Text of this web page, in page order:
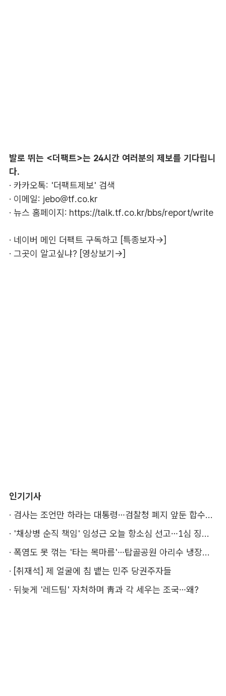
발로 뛰는 <더팩트>는 24시간 여러분의 제보를 기다립니
다.
· 카카오톡: '더팩트제보' 검색
· 이메일: jebo@tf.co.kr
· 뉴스 홈페이지: https://talk.tf.co.kr/bbs/report/write
· 네이버 메인 더팩트 구독하고 [특종보자→]
· 그곳이 알고싶냐? [영상보기→]
인기기사
·
검사는 조언만 하라는 대통령…검찰청 폐지 앞둔 합수본 '딜레마'
·
'채상병 순직 책임' 임성근 오늘 항소심 선고…1심 징역 3년
·
폭염도 못 꺾는 '타는 목마름'…탑골공원 아리수 냉장고 가보니
· [취재석] 제 얼굴에 침 뱉는 민주 당권주자들
· 뒤늦게 '레드팀' 자처하며 靑과 각 세우는 조국…왜?